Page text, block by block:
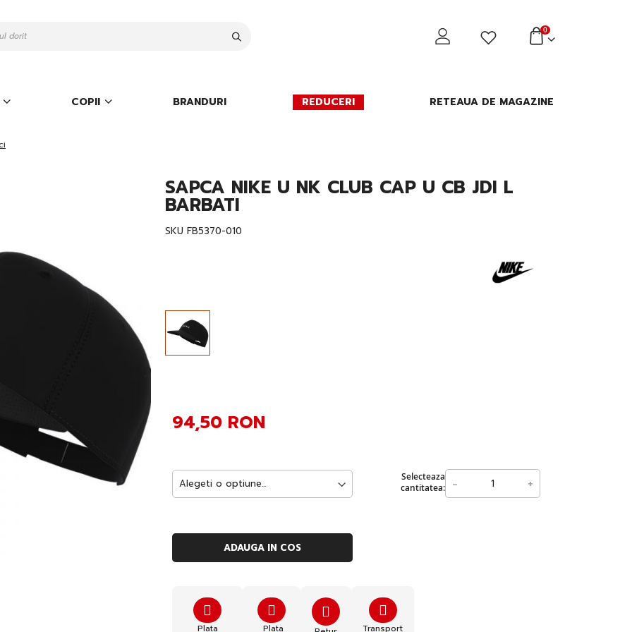
0
COPII BRANDURI REDUCERI RETEAUA DE MAGAZINE
SAPCA NIKE U NK CLUB CAP U CB JDI L
BARBATI
SKU FB5370-010
Selecteaza
cantitatea:
- +
94,50 RON
ADAUGA IN COS
Plata Plata Transport